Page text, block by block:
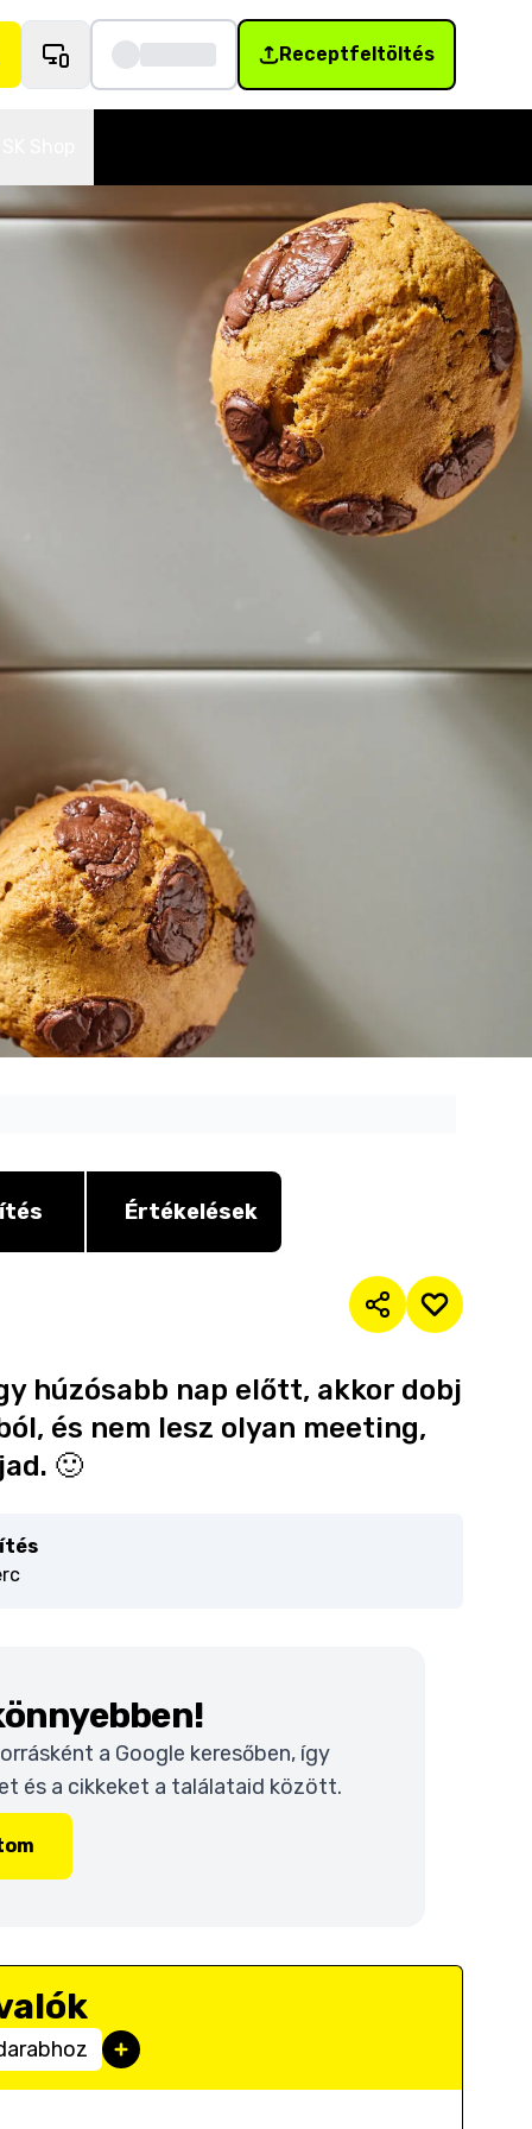
Receptfeltöltés
Értékelések
húzósabb nap előtt, akkor dobj
és nem lesz olyan meeting,
🙂
a Google keresőben, így
és a cikkeket a találataid között.